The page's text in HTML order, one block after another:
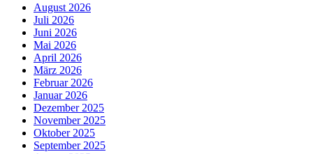
August 2026
Juli 2026
Juni 2026
Mai 2026
April 2026
März 2026
Februar 2026
Januar 2026
Dezember 2025
November 2025
Oktober 2025
September 2025